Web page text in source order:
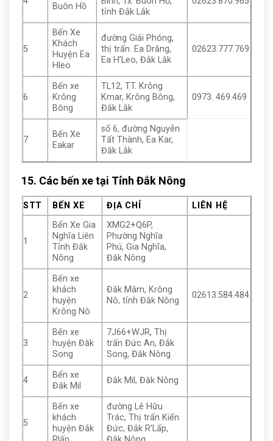
Buôn Hồ
tỉnh Đắk Lắk
5
Bến Xe
Khách
Huyện Ea
Hleo
đường Giải Phóng,
thị trấn. Ea Drăng,
Ea H’Leo, Đắk Lắk
02623.777.769
6
Bến xe
Krông
Bông
TL12, TT. Krông
Kmar, Krông Bông,
Đắk Lắk
0973. 469.469
7
Bến Xe
Eakar
số 6, đường Nguyễn
Tất Thành, Ea Kar,
Đắk Lắk
15. Các bến xe tại Tỉnh Đắk Nông
STT BẾN XE ĐỊA CHỈ LIÊN HỆ
1
Bến Xe Gia
Nghĩa Liên
Tỉnh Đắk
Nông
XMG2+Q6P,
Phường Nghĩa
Phú, Gia Nghĩa,
Đăk Nông
2
Bến xe
khách
huyện
Krông Nô
Đắk Mâm, Krông
Nô, tỉnh Đăk Nông
02613.584.484
3
Bến xe
huyện Đăk
Song
7J66+WJR, Thị
trấn Đức An, Đắk
Song, Đăk Nông
4
Bến xe
Đắk Mil
Đắk Mil, Đăk Nông
5
Bến xe
khách
huyện Đắk
đường Lê Hữu
Trác, Thị trấn Kiến
Đức, Đắk R’Lấp,